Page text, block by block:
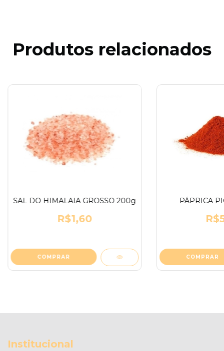
Produtos relacionados
SAL DO HIMALAIA GROSSO 200g
R$1,60
PÁPRICA
Institucional